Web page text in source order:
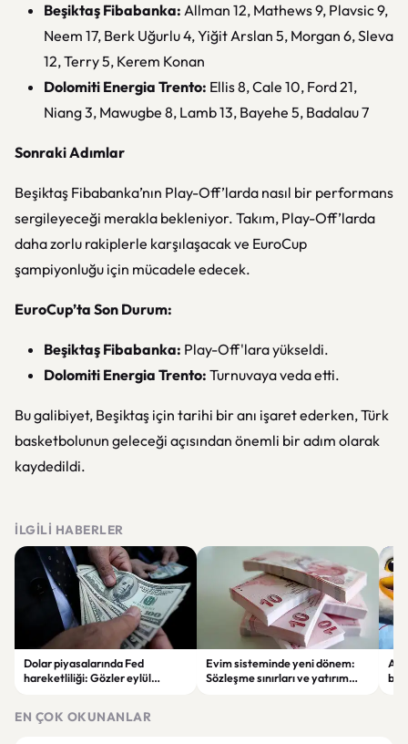
Beşiktaş Fibabanka: Allman 12, Mathews 9, Plavsic 9,
Neem 17, Berk Uğurlu 4, Yiğit Arslan 5, Morgan 6, Sleva
12, Terry 5, Kerem Konan
Dolomiti Energia Trento: Ellis 8, Cale 10, Ford 21,
Niang 3, Mawugbe 8, Lamb 13, Bayehe 5, Badalau 7
Sonraki Adımlar
Beşiktaş Fibabanka’nın Play-Off’larda nasıl bir performans
sergileyeceği merakla bekleniyor. Takım, Play-Off’larda
daha zorlu rakiplerle karşılaşacak ve EuroCup
şampiyonluğu için mücadele edecek.
EuroCup’ta Son Durum:
Beşiktaş Fibabanka: Play-Off'lara yükseldi.
Dolomiti Energia Trento: Turnuvaya veda etti.
Bu galibiyet, Beşiktaş için tarihi bir anı işaret ederken, Türk
basketbolunun geleceği açısından önemli bir adım olarak
kaydedildi.
İLGILI HABERLER
Dolar piyasalarında Fed
hareketliliği: Gözler eylül
Evim sisteminde yeni dönem:
Sözleşme sınırları ve yatırım
EN ÇOK OKUNANLAR